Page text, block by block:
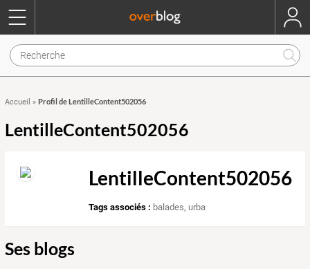
Accueil » Profil de LentilleContent502056
LentilleContent502056
LentilleContent502056
Tags associés : balades, urba
Ses blogs